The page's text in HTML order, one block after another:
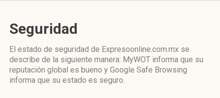
Seguridad
El estado de seguridad de Expresoonline.com.mx se
describe de la siguiente manera: MyWOT informa que su
reputación global es bueno y Google Safe Browsing
informa que su estado es seguro.